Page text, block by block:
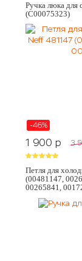
Ручка люка для
(C00075323)
-46%
1 900 p 3
Петля для
(00481147,
00265841,